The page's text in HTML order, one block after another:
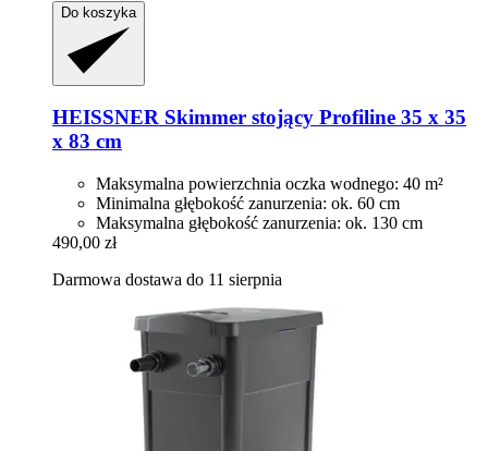
Do koszyka
HEISSNER Skimmer stojący Profiline 35 x 35
x 83 cm
Maksymalna powierzchnia oczka wodnego: 40 m²
Minimalna głębokość zanurzenia: ok. 60 cm
Maksymalna głębokość zanurzenia: ok. 130 cm
490,00 zł
Darmowa dostawa do 11 sierpnia